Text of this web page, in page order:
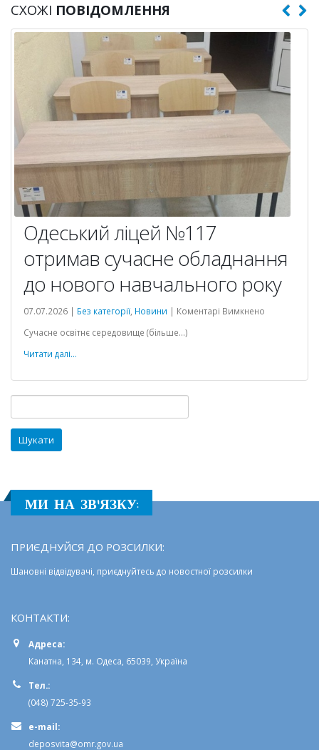
СХОЖІ ПОВІДОМЛЕННЯ
Одеський ліцей №117
отримав сучасне обладнання
до нового навчального року
07.07.2026 | Без категорії Новини | Коментарі Вимкнено
сучасне
Сучасне освітнє середовище (більше…)
Читати далі...
МИ НА ЗВ'ЯЗКУ:
ПРИЄДНУЙСЯ ДО РОЗСИЛКИ:
Шановні відвідувачі, приєднуйтесь до новостної розсилки
КОНТАКТИ:
Адреса:
Канатна, 134, м. Одеса, 65039, Україна
Тел.:
(048) 725-35-93
e-mail:
deposvita@omr.gov.ua